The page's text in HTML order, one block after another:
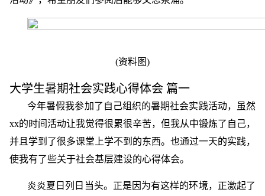
(资料图)
大学生暑期社会实践心得体会 篇一
今年暑假我参加了自己组织的暑期社会实践活动，虽然
xx的时间活动让我觉得很累很辛苦，但我从中锻炼了自己，
并且学到了很多课堂上学不到的东西。也通过一天的实践，
使我有了些关于社会基层建设的心得体会。
炎炎夏日列日当头。正是因为有这样的环境，正激起了